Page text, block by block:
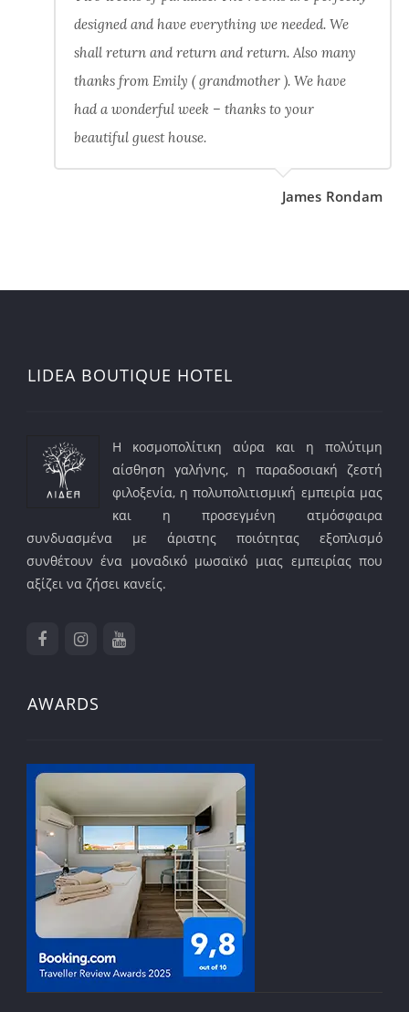
designed and have everything we needed. We
shall return and return and return. Also many
thanks from Emily ( grandmother ). We have
had a wonderful week – thanks to your
beautiful guest house.
James Rondam
LIDEA BOUTIQUE HOTEL
Η κοσμοπολίτικη αύρα και η πολύτιμη
αίσθηση γαλήνης, η παραδοσιακή ζεστή
φιλοξενία, η πολυπολιτισμική εμπειρία μας
και η προσεγμένη ατμόσφαιρα
συνδυασμένα με άριστης ποιότητας εξοπλισμό
συνθέτουν ένα μοναδικό μωσαϊκό μιας εμπειρίας που
αξίζει να ζήσει κανείς.
AWARDS